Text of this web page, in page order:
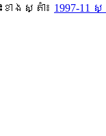
ងស្តាំ៖ 1997-